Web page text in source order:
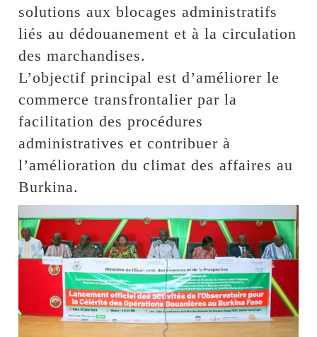
solutions aux blocages administratifs
liés au dédouanement et à la circulation
des marchandises.
L’objectif principal est d’améliorer le
commerce transfrontalier par la
facilitation des procédures
administratives et contribuer à
l’amélioration du climat des affaires au
Burkina.